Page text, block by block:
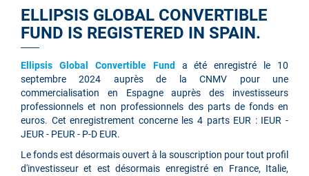
ELLIPSIS GLOBAL CONVERTIBLE
FUND IS REGISTERED IN SPAIN.
Ellipsis Global Convertible Fund
a été enregistré le 10
septembre 2024 auprès de la CNMV pour une
commercialisation en Espagne auprès des investisseurs
professionnels et non professionnels des parts de fonds en
euros. Cet enregistrement concerne les 4 parts EUR : IEUR -
JEUR - PEUR - P-D EUR.
Le fonds est désormais ouvert à la souscription pour tout profil
d'investisseur et est désormais enregistré en France, Italie,